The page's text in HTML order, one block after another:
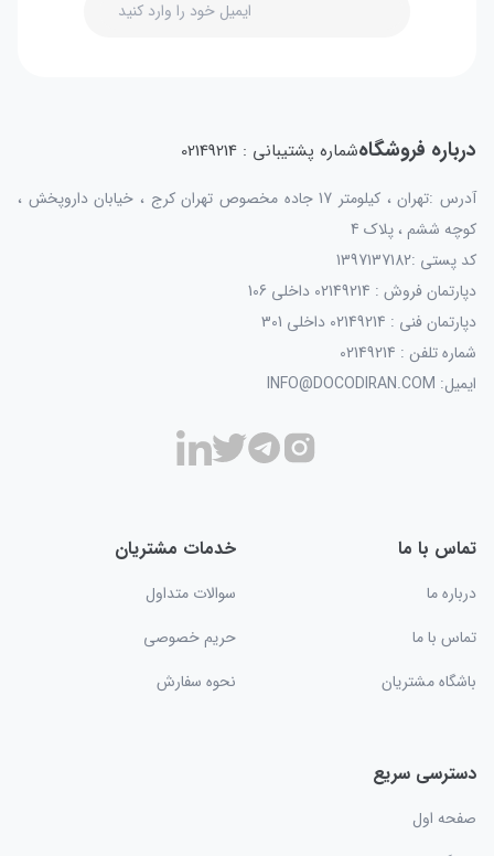
درباره فروشگاهشماره پشتیبانی : 02149214
آدرس :تهران ، کیلومتر 17 جاده مخصوص تهران کرج ، خیابان داروپخش ،
کوچه ششم ، پلاک 4
کد پستی :1397137182
دپارتمان فروش : 02149214 داخلی 106
دپارتمان فنی : 02149214 داخلی 301
شماره تلفن : 02149214
ایمیل: INFO@DOCODIRAN.COM
تماس با ما
درباره ما
تماس با ما
باشگاه مشتریان
خدمات مشتریان
سوالات متداول
حریم خصوصی
نحوه سفارش
دسترسی سریع
صفحه اول